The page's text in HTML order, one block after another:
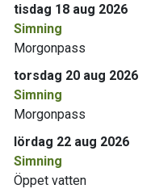
tisdag 18 aug 2026
Simning
Morgonpass
torsdag 20 aug 2026
Simning
Morgonpass
lördag 22 aug 2026
Simning
Öppet vatten